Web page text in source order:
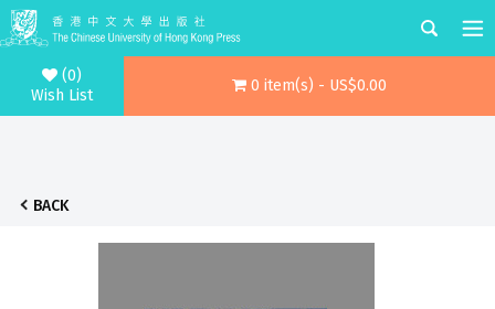
(0)
Wish List
0 item(s) - US$0.00
BACK